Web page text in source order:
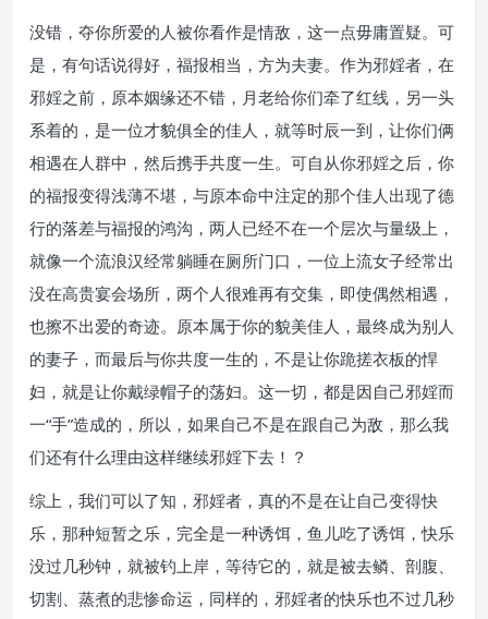
没错，夺你所爱的人被你看作是情敌，这一点毋庸置疑。可
是，有句话说得好，福报相当，方为夫妻。作为邪婬者，在
邪婬之前，原本姻缘还不错，月老给你们牵了红线，另一头
系着的，是一位才貌俱全的佳人，就等时辰一到，让你们俩
相遇在人群中，然后携手共度一生。可自从你邪婬之后，你
的福报变得浅薄不堪，与原本命中注定的那个佳人出现了德
行的落差与福报的鸿沟，两人已经不在一个层次与量级上，
就像一个流浪汉经常躺睡在厕所门口，一位上流女子经常出
没在高贵宴会场所，两个人很难再有交集，即使偶然相遇，
也擦不出爱的奇迹。原本属于你的貌美佳人，最终成为别人
的妻子，而最后与你共度一生的，不是让你跪搓衣板的悍
妇，就是让你戴绿帽子的荡妇。这一切，都是因自己邪婬而
一“手”造成的，所以，如果自己不是在跟自己为敌，那么我
们还有什么理由这样继续邪婬下去！？
综上，我们可以了知，邪婬者，真的不是在让自己变得快
乐，那种短暂之乐，完全是一种诱饵，鱼儿吃了诱饵，快乐
没过几秒钟，就被钓上岸，等待它的，就是被去鳞、剖腹、
切割、蒸煮的悲惨命运，同样的，邪婬者的快乐也不过几秒